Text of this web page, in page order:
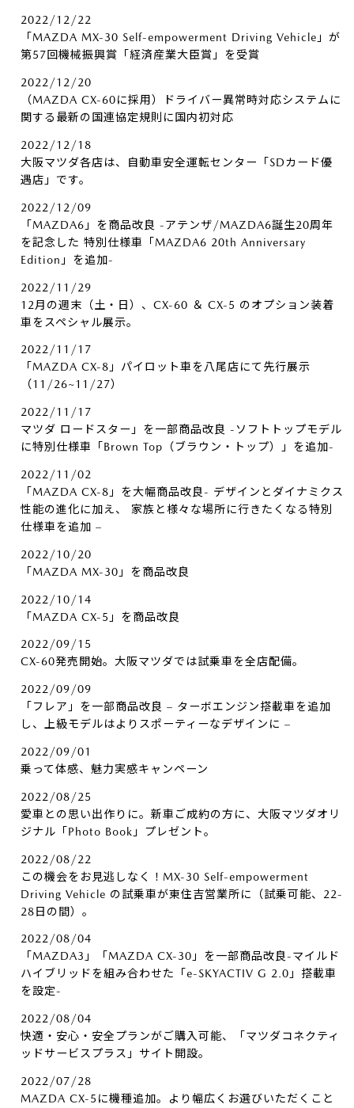
2022/12/22
「MAZDA MX-30 Self-empowerment Driving Vehicle」が
第57回機械振興賞「経済産業大臣賞」を受賞
2022/12/20
（MAZDA CX-60に採用）ドライバー異常時対応システムに
関する最新の国連協定規則に国内初対応
2022/12/18
大阪マツダ各店は、自動車安全運転センター「SDカード優
遇店」です。
2022/12/09
「MAZDA6」を商品改良 -アテンザ/MAZDA6誕生20周年
を記念した 特別仕様車「MAZDA6 20th Anniversary
Edition」を追加-
2022/11/29
12月の週末（土・日）、CX-60 ＆ CX-5 のオプション装着
車をスペシャル展示。
2022/11/17
「MAZDA CX-8」パイロット車を八尾店にて先行展示
（11/26~11/27）
2022/11/17
マツダ ロードスター」を一部商品改良 -ソフトトップモデル
に特別仕様車「Brown Top（ブラウン・トップ）」を追加-
2022/11/02
「MAZDA CX-8」を大幅商品改良- デザインとダイナミクス
性能の進化に加え、 家族と様々な場所に行きたくなる特別
仕様車を追加 –
2022/10/20
「MAZDA MX-30」を商品改良
2022/10/14
「MAZDA CX-5」を商品改良
2022/09/15
CX-60発売開始。大阪マツダでは試乗車を全店配備。
2022/09/09
「フレア」を一部商品改良 – ターボエンジン搭載車を追加
し、上級モデルはよりスポーティーなデザインに –
2022/09/01
乗って体感、魅力実感キャンペーン
2022/08/25
愛車との思い出作りに。新車ご成約の方に、大阪マツダオリ
ジナル「Photo Book」プレゼント。
2022/08/22
この機会をお見逃しなく！MX-30 Self-empowerment
Driving Vehicle の試乗車が東住吉営業所に（試乗可能、22-
28日の間）。
2022/08/04
「MAZDA3」「MAZDA CX-30」を一部商品改良-マイルド
ハイブリッドを組み合わせた「e-SKYACTIV G 2.0」搭載車
を設定-
2022/08/04
快適・安心・安全プランがご購入可能、「マツダコネクティ
ッドサービスプラス」サイト開設。
2022/07/28
MAZDA CX-5に機種追加。より幅広くお選びいただくこと